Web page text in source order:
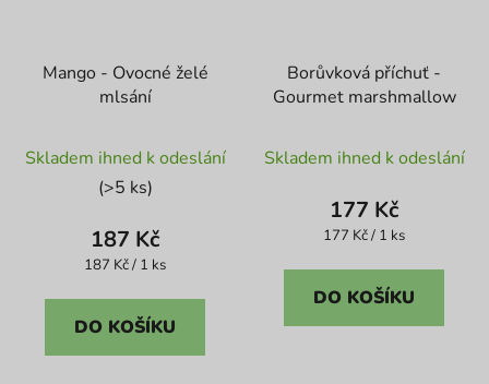
Mango - Ovocné želé
mlsání
Skladem ihned k odeslání
(>5 ks)
187 Kč
Měrná
187 Kč / 1 ks
DO KOŠÍKU
Borůvková příchuť -
Gourmet marshmallow
Skladem ihned k odeslání
177 Kč
Měrná
177 Kč / 1 ks
DO KOŠÍKU